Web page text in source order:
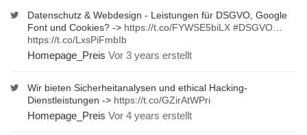
Datenschutz & Webdesign - Leistungen für DSGVO, Google
Font und Cookies? -> https://t.co/FYWSE5biLX #DSGVO
https://t.co/LxsPiFmbIb
Homepage_Preis Vor 3 years erstellt
Wir bieten Sicherheitanalysen und ethical Hacking-
Dienstleistungen -> https://t.co/GZirAtWPri
Homepage_Preis Vor 4 years erstellt